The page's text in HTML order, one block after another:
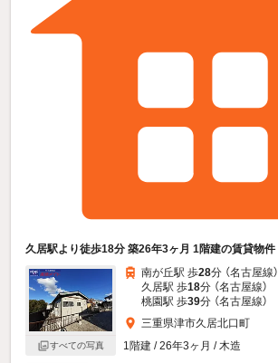
久居駅より徒歩18分 築26年3ヶ月 1階建の賃貸物件
すべての写真
南が丘駅 歩28分 （名古屋線）
久居駅 歩18分 （名古屋線）
桃園駅 歩39分 （名古屋線）
三重県津市久居北口町
1階建 / 26年3ヶ月 / 木造